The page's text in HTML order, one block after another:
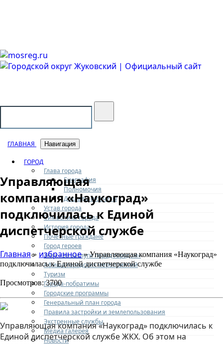
ГЛАВНАЯ Навигация
ГОРОД
Глава города
Биография
Полномочия
Доклады и отчеты
Устав города
Символика города
История города
Почетные граждане
Город героев
Знак «За заслуги перед городом»
Афиша городских мероприятий
Туризм
Города-побратимы
Городские программы
Генеральный план города
Правила застройки и землепользования
Экстренные службы
Медиа галерея
Новости
Управляющая
компания «Наукоград»
подключилась к Единой
диспетчерской службе
Главная» избранное» Управляющая компания «Наукоград»
подключилась к Единой диспетчерской службе
Просмотров: 3700
Управляющая компания «Наукоград» подключилась к
Единой диспетчерской службе ЖКХ. Об этом на